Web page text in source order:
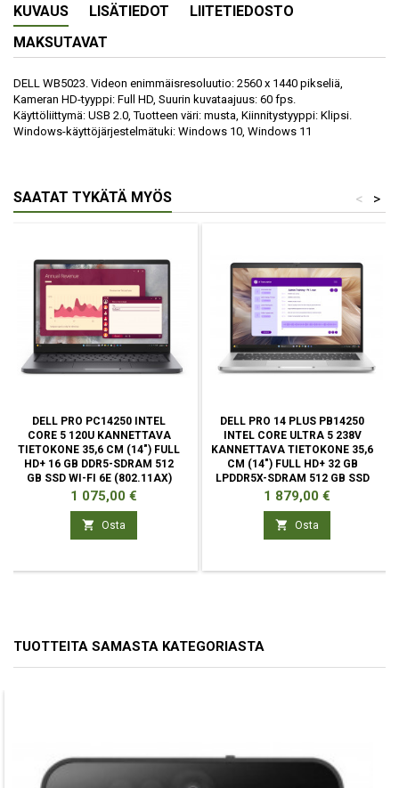
KUVAUS LISÄTIEDOT
LIITETIEDOSTO
MAKSUTAVAT
DELL WB5023. Videon enimmäisresoluutio: 2560 x 1440 pikseliä,
Kameran HD-tyyppi: Full HD, Suurin kuvataajuus: 60 fps.
Käyttöliittymä: USB 2.0, Tuotteen väri: musta, Kiinnitystyyppi: Klipsi.
Windows-käyttöjärjestelmätuki: Windows 10, Windows 11
SAATAT TYKÄTÄ MYÖS >
<
DELL PRO PC14250 INTEL
CORE 5 120U KANNETTAVA
TIETOKONE 35,6 CM (14") FULL
HD+ 16 GB DDR5-SDRAM 512
GB SSD WI-FI 6E (802.11AX)
Hinta
1 075,00 €
 Osta
DELL PRO 14 PLUS PB14250
INTEL CORE ULTRA 5 238V
KANNETTAVA TIETOKONE 35,6
CM (14") FULL HD+ 32 GB
LPDDR5X-SDRAM 512 GB SSD
Hinta
1 879,00 €
 Osta
TUOTTEITA SAMASTA KATEGORIASTA